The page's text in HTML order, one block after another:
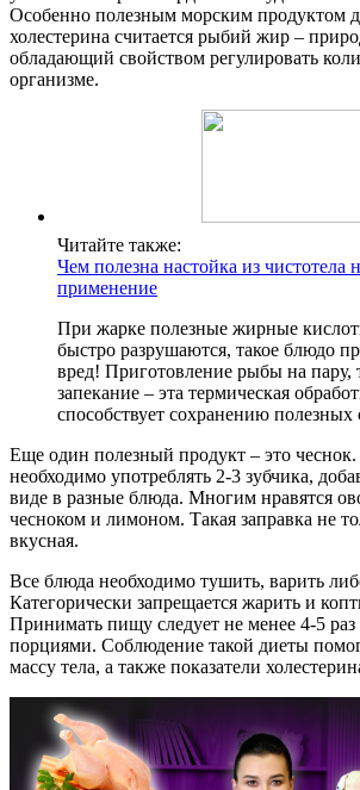
Особенно полезным морским продуктом
холестерина считается рыбий жир –
обладающий свойством регулировать
организме.
Читайте также:
Чем полезна настойка из чистотела
применение
При жарке полезные жирные
быстро разрушаются, такое блюдо
вред! Приготовление рыбы на пару,
запекание – эта термическая
способствует сохранению полезных
Еще один полезный продукт – это
необходимо употреблять 2-3 зубчика,
виде в разные блюда. Многим нравятся
чесноком и лимоном. Такая заправка не
вкусная.
Все блюда необходимо тушить, варить
Категорически запрещается жарить и
Принимать пищу следует не менее 4-5
порциями. Соблюдение такой диеты
массу тела, а также показатели